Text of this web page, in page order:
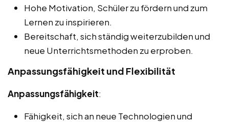
Hohe Motivation, Schüler zu fördern und zum
Lernen zu inspirieren.
Bereitschaft, sich ständig weiterzubilden und
neue Unterrichtsmethoden zu erproben.
Anpassungsfähigkeit und Flexibilität
Anpassungsfähigkeit:
Fähigkeit, sich an neue Technologien und